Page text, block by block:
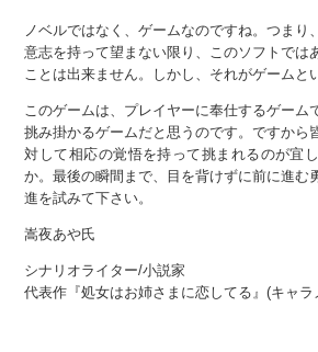
ノベルではなく、ゲームなのですね。つまり
意志を持って望まない限り、このソフトでは
ことは出来ません。しかし、それがゲームと
このゲームは、プレイヤーに奉仕するゲーム
挑み掛かるゲームだと思うのです。ですから
対して相応の覚悟を持って挑まれるのが宜
か。最後の瞬間まで、目を背けずに前に進む
進を試みて下さい。
嵩夜あや氏
シナリオライター/小説家
代表作『処女はお姉さまに恋してる』(キャ